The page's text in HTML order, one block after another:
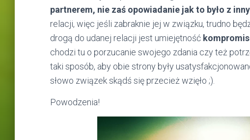
partnerem, nie zaś opowiadanie jak to było z
relacji, więc jeśli zabraknie jej w związku, trudno
drogą do udanej relacji jest umiejętność
chodzi tu o porzucanie swojego zdania czy też
taki sposób, aby obie strony były
słowo związek skądś się przecież wzięło ;).
Powodzenia!